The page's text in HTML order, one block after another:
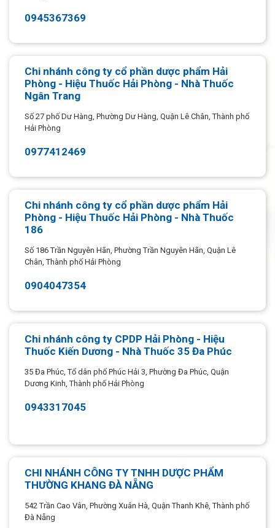
0945367369
Chi nhánh công ty cổ phần dược phẩm Hải
Phòng - Hiệu Thuốc Hải Phòng - Nhà Thuốc
Ngân Trang
Số 27 phố Dư Hàng, Phường Dư Hàng, Quận Lê Chân, Thành phố
Hải Phòng
0977412469
Chi nhánh công ty cổ phần dược phẩm Hải
Phòng - Hiệu Thuốc Hải Phòng - Nhà Thuốc
186
Số 186 Trần Nguyên Hãn, Phường Trần Nguyên Hãn, Quận Lê
Chân, Thành phố Hải Phòng
0904047354
Chi nhánh công ty CPDP Hải Phòng - Hiệu
Thuốc Kiến Dương - Nhà Thuốc 35 Đa Phúc
35 Đa Phúc, Tổ dân phố Phúc Hải 3, Phường Đa Phúc, Quận
Dương Kinh, Thành phố Hải Phòng
0943317045
CHI NHÁNH CÔNG TY TNHH DƯỢC PHẨM
THƯỜNG KHANG ĐÀ NẴNG
542 Trần Cao Vân, Phường Xuân Hà, Quận Thanh Khê, Thành phố
Đà Nẵng